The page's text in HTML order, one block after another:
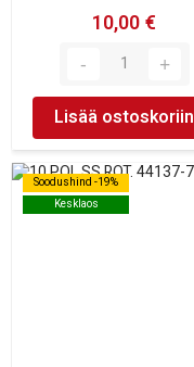
10,00 €
Lisää ostoskoriin
Soodushind -19%
Kesklaos
Soodushind -19%
Kesklaos